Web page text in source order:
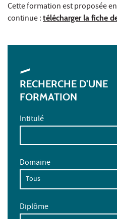
Cette formation est proposée
continue : télécharger la fiche
RECHERCHE D'UNE
FORMATION
Intitulé
Domaine
Diplôme